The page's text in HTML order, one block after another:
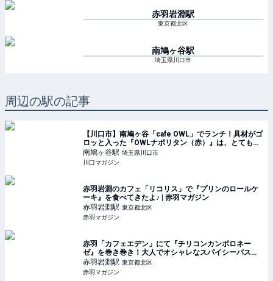
赤羽岩淵駅
東京都北区
南鳩ヶ谷駅
埼玉県川口市
周辺の駅の記事
【川口市】南鳩ヶ谷「cafe OWL」でランチ！具材がゴ
ロッと入った『OWLナポリタン（赤）』は、とても濃
厚な美味しさです。
南鳩ヶ谷駅 埼玉県川口市
川口マガジン
赤羽岩淵のカフェ「リコリス」で『プリンのロールケ
ーキ』を食べてきたよ♪ | 赤羽マガジン
赤羽岩淵駅 東京都北区
赤羽マガジン
赤羽「カフェエデン」にて『チリコンカンボロネー
ゼ』を巻き巻き！大人でオシャレなスパイシーパスタ
と、まったりタイムを満喫。 | 赤羽マガジン
赤羽岩淵駅 東京都北区
赤羽マガジン